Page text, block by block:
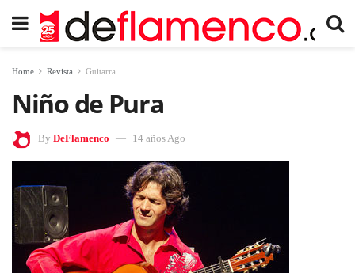
Home Revista Guitarra
Niño de Pura
By DeFlamenco 14 años Ago